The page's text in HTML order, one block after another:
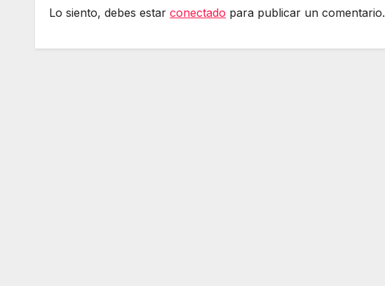
Lo siento, debes estar conectado para publicar un comentario.